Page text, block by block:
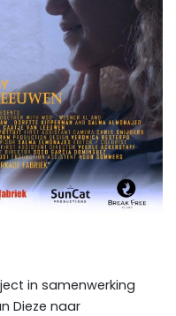
in samenwerking
Dieze naar